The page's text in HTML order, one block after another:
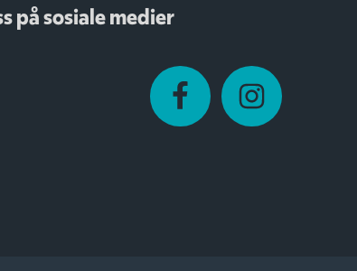
på sosiale medier